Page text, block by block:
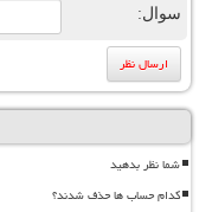
سوال:
شما نظر بدهید
کدام حساب ها حذف شدند؟